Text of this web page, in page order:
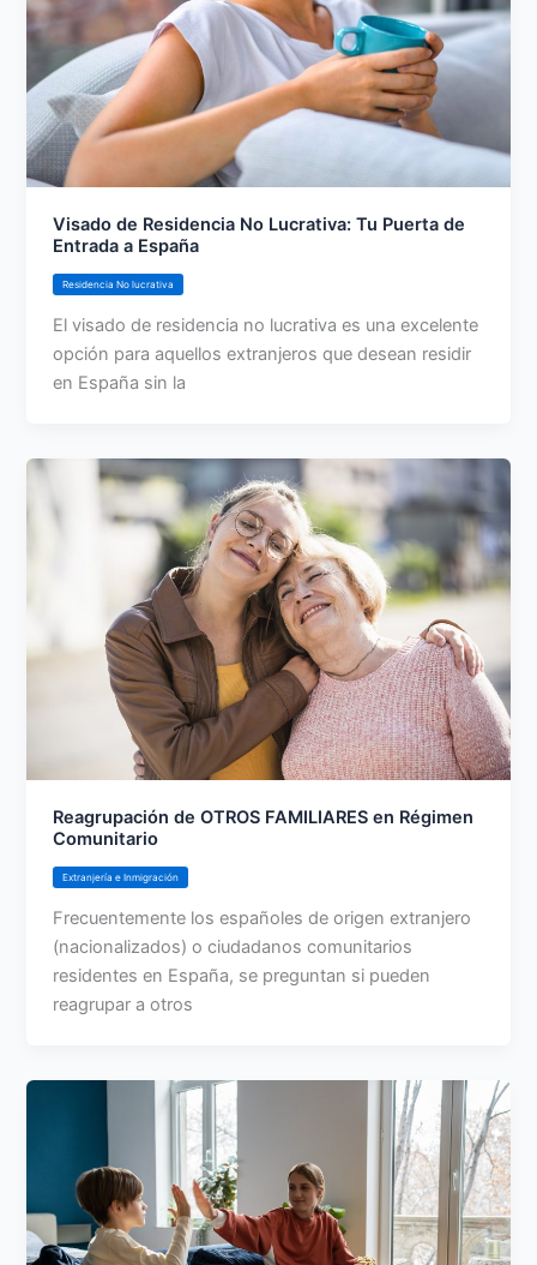
Visado de Residencia No Lucrativa: Tu Puerta de
Entrada a España
Residencia No lucrativa
El visado de residencia no lucrativa es una excelente
opción para aquellos extranjeros que desean residir
en España sin la
Reagrupación de OTROS FAMILIARES en Régimen
Comunitario
Extranjería e Inmigración
Frecuentemente los españoles de origen extranjero
(nacionalizados) o ciudadanos comunitarios
residentes en España, se preguntan si pueden
reagrupar a otros